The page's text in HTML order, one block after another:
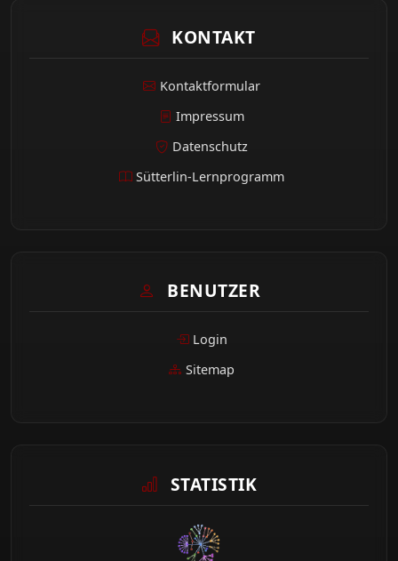
KONTAKT
Kontaktformular
Impressum
Datenschutz
Sütterlin-Lernprogramm
BENUTZER
Login
Sitemap
STATISTIK